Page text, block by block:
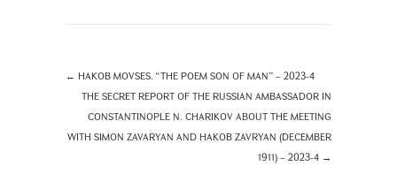
← HAKOB MOVSES. “THE POEM SON OF MAN” – 2023-4
THE SECRET REPORT OF THE RUSSIAN AMBASSADOR IN
CONSTANTINOPLE N. CHARIKOV ABOUT THE MEETING
WITH SIMON ZAVARYAN AND HAKOB ZAVRYAN (DECEMBER
1911) – 2023-4 →